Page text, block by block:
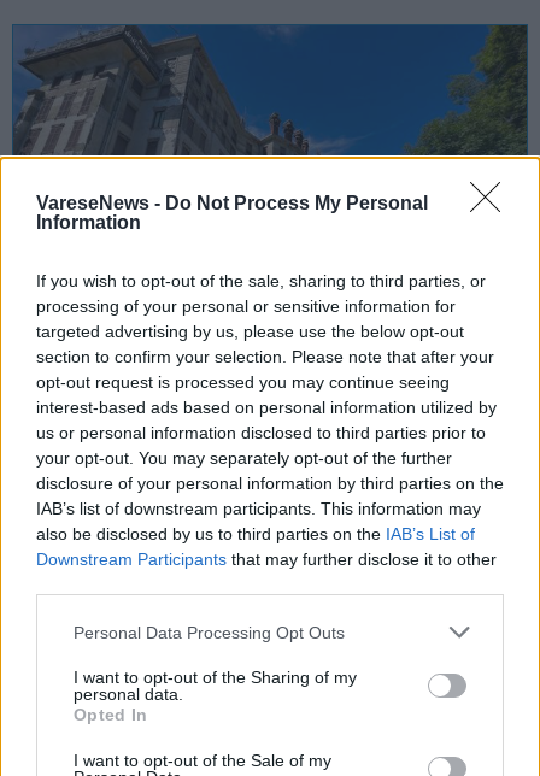
VareseNews - Do Not Process My Personal
Information
If you wish to opt-out of the sale, sharing to third parties, or
processing of your personal or sensitive information for
targeted advertising by us, please use the below opt-out
section to confirm your selection. Please note that after your
opt-out request is processed you may continue seeing
interest-based ads based on personal information utilized by
us or personal information disclosed to third parties prior to
your opt-out. You may separately opt-out of the further
disclosure of your personal information by third parties on the
IAB’s list of downstream participants. This information may
also be disclosed by us to third parties on the IAB’s List of
Downstream Participants that may further disclose it to other
Personal Data Processing Opt Outs
I want to opt-out of the Sharing of my
personal data.
Opted In
I want to opt-out of the Sale of my
SAGRE, FIERE E FESTE
08 Agosto 2026 - 15 Agosto 2026
Ecco il programma della festa della
Montagna 2026: fervono i preparativi
degli alpini di Varese attorno al Grand
Hotel del Campo dei fiori
Varese
Grand Hotel Campo Dei Fiori Di Varese